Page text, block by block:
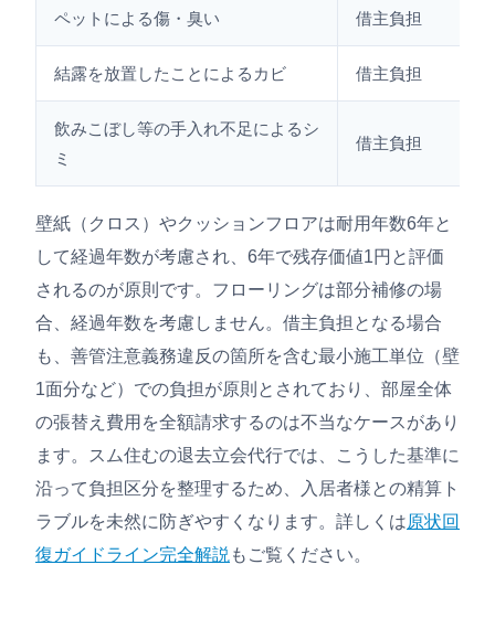
ペットによる傷・臭い 借主負担
結露を放置したことによるカビ 借主負担
飲みこぼし等の手入れ不足によるシ
ミ
借主負担
壁紙（クロス）やクッションフロアは耐用年数6年と
して経過年数が考慮され、6年で残存価値1円と評価
されるのが原則です。フローリングは部分補修の場
合、経過年数を考慮しません。借主負担となる場合
も、善管注意義務違反の箇所を含む最小施工単位（壁
1面分など）での負担が原則とされており、部屋全体
の張替え費用を全額請求するのは不当なケースがあり
ます。スム住むの退去立会代行では、こうした基準に
沿って負担区分を整理するため、入居者様との精算ト
ラブルを未然に防ぎやすくなります。詳しくは原状回
復ガイドライン完全解説 もご覧ください。